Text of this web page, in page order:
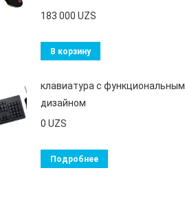
183 000 UZS
В корзину
клавиатура с функциональным
дизайном
0 UZS
Подробнее